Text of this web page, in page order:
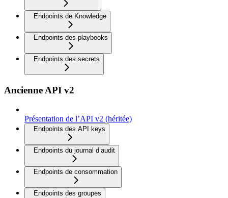
Endpoints de Knowledge
Endpoints des playbooks
Endpoints des secrets
Ancienne API v2
Présentation de l’API v2 (héritée)
Endpoints des API keys
Endpoints du journal d’audit
Endpoints de consommation
Endpoints des groupes